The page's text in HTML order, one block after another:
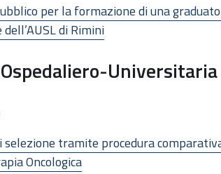
per la formazione di una
di Rimini
selezione tramite procedura
Oncologica